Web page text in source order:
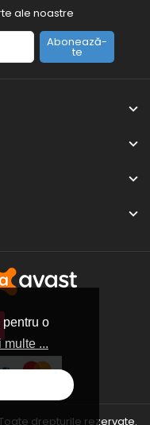
o
multe ...
ale noastre
Abonează-
te
Toate drepturile rezervate.